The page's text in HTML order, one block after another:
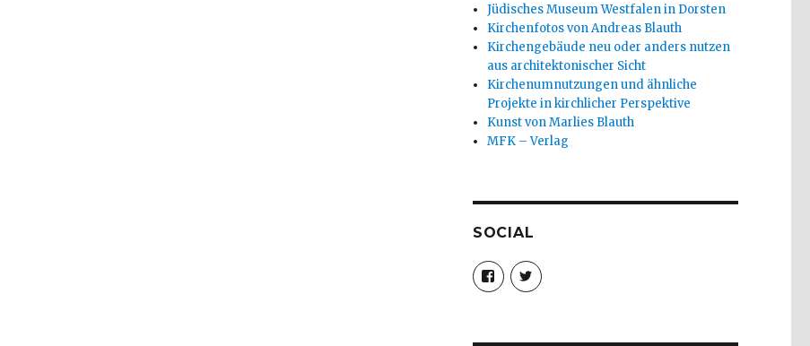
Jüdisches Museum Westfalen in Dorsten
Kirchenfotos von Andreas Blauth
Kirchengebäude neu oder anders nutzen
aus architektonischer Sicht
Kirchenumnutzungen und ähnliche
Projekte in kirchlicher Perspektive
Kunst von Marlies Blauth
MFK – Verlag
SOCIAL
Profil
von
christoph.fleischer1
anzeigen
Profil
von
anzeigen